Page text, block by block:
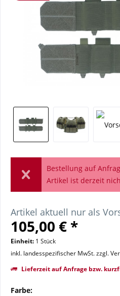
Bestellung auf
Artikel ist derzeit
Artikel aktuell nur als
105,00 € *
Einheit: 1 Stück
inkl. landesspezifischer MwSt. zzgl.
Lieferzeit auf Anfrage bzw.
Farbe: